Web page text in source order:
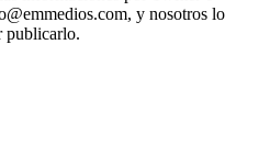
y nosotros lo
publicarlo.